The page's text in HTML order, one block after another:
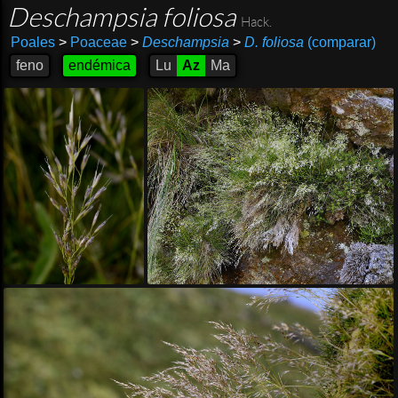
Deschampsia foliosa Hack.
Poales >Poaceae > Deschampsia > D. foliosa (comparar)
feno
endémica Lu Az Ma